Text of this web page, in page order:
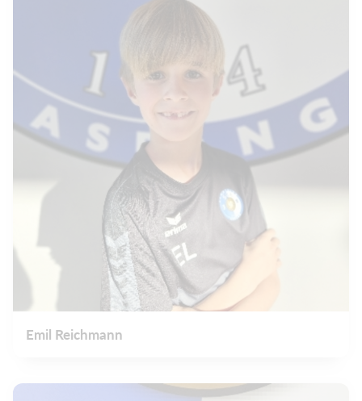
Emil Reichmann